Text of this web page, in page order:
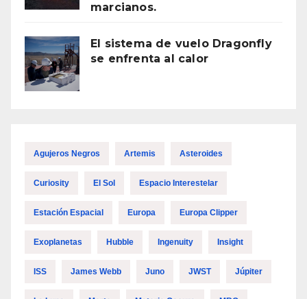
marcianos.
El sistema de vuelo Dragonfly
se enfrenta al calor
Agujeros Negros Artemis Asteroides
Curiosity El Sol Espacio Interestelar
Estación Espacial Europa Europa Clipper
Exoplanetas Hubble Ingenuity Insight
ISS James Webb Juno JWST Júpiter